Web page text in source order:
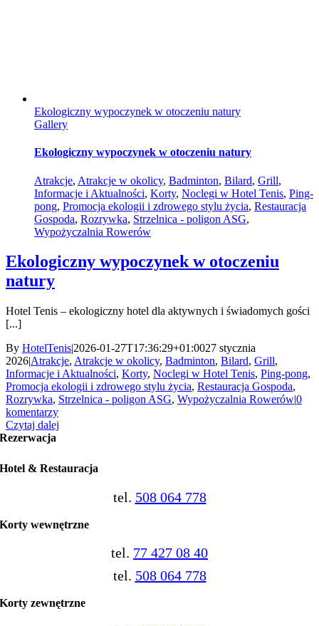
Ekologiczny wypoczynek w otoczeniu natury
Gallery
Ekologiczny wypoczynek w otoczeniu natury
Atrakcje, Atrakcje w okolicy, Badminton, Bilard, Grill,
Informacje i Aktualności, Korty, Noclegi w Hotel Tenis, Ping-
pong, Promocja ekologii i zdrowego stylu życia, Restauracja
Gospoda, Rozrywka, Strzelnica - poligon ASG,
Wypożyczalnia Rowerów
Ekologiczny wypoczynek w otoczeniu
natury
Hotel Tenis – ekologiczny hotel dla aktywnych i świadomych gości
[...]
By HotelTenis|2026-01-27T17:36:29+01:0027 stycznia
2026|Atrakcje, Atrakcje w okolicy, Badminton, Bilard, Grill,
Informacje i Aktualności, Korty, Noclegi w Hotel Tenis, Ping-pong,
Promocja ekologii i zdrowego stylu życia, Restauracja Gospoda,
Rozrywka, Strzelnica - poligon ASG, Wypożyczalnia Rowerów|0
komentarzy
Czytaj dalej
Rezerwacja
Hotel & Restauracja
tel. 508 064 778
Korty wewnętrzne
tel. 77 427 08 40
tel. 508 064 778
Korty zewnętrzne